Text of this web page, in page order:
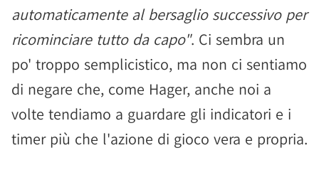
automaticamente al bersaglio successivo per
ricominciare tutto da capo". Ci sembra un
po' troppo semplicistico, ma non ci sentiamo
di negare che, come Hager, anche noi a
volte tendiamo a guardare gli indicatori e i
timer più che l'azione di gioco vera e propria.